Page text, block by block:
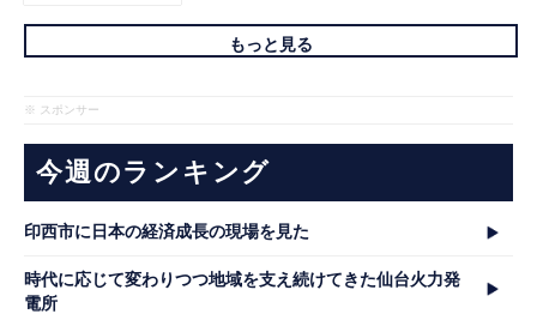
もっと見る
※ スポンサー
今週のランキング
印西市に日本の経済成長の現場を見た
時代に応じて変わりつつ地域を支え続けてきた仙台火力発
電所